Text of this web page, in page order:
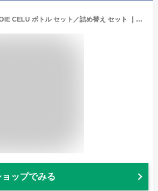
【LDK A評価受賞】 JOIE CELU ボトル セット／詰め替え セット ｜ジョワセル ヒト幹細胞 シャンプー トリートメント セット | 加齢臭 シャンプー 頭皮ケア うねり髪質改善 美容室専売 くせ毛 エイジングケア 頭皮 臭い 女性 男性 メンズ いい香り 頭皮臭 母の日ギフト2026
ョップでみる